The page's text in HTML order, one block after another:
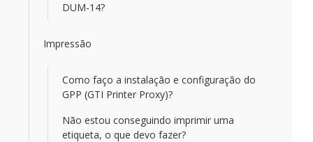
DUM-14?
Impressão
Como faço a instalação e configuração do
GPP (GTI Printer Proxy)?
Não estou conseguindo imprimir uma
etiqueta, o que devo fazer?